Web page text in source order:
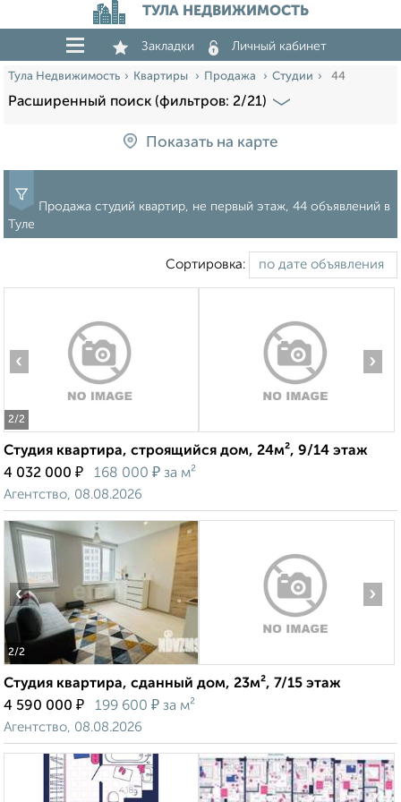
ТУЛА НЕДВИЖИМОСТЬ
Закладки Личный кабинет
Тула Недвижимость Квартиры Продажа Студии 44
Расширенный поиск (фильтров: 2/21)
Показать на карте
Продажа студий квартир, не первый этаж, 44 объявлений в
Туле
Сортировка:
2/2
‹ ›
Студия квартира, строящийся дом, 24м², 9/14 этаж
4 032 000 ₽ 168 000 ₽ за м²
Агентство, 08.08.2026
2/2
‹ ›
Студия квартира, сданный дом, 23м², 7/15 этаж
4 590 000 ₽ 199 600 ₽ за м²
Агентство, 08.08.2026